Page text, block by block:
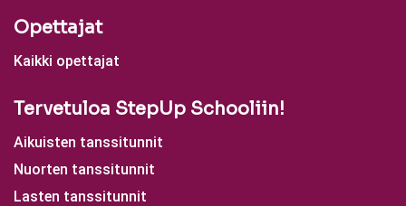
Opettajat
Kaikki opettajat
Tervetuloa StepUp Schooliin!
Aikuisten tanssitunnit
Nuorten tanssitunnit
Lasten tanssitunnit